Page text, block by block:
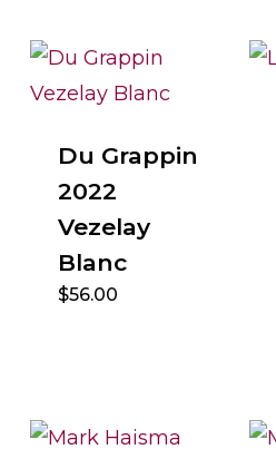
Du Grappin
2022
Vezelay
Blanc
$56.00